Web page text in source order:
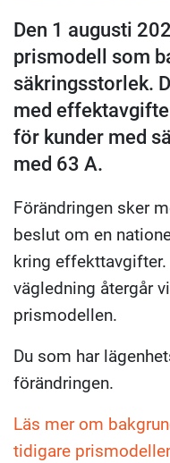
Den 1 augusti
prismodell som
säkringsstorlek.
med
för kunder med
med 63 A.
Förändringen sker
beslut om en
kring effekttavgifter.
vägledning återgår
prismodellen.
Du som har
förändringen.
Läs mer om
tidigare